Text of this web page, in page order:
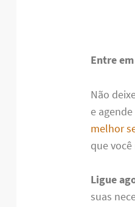
Entre
Não
e
melhor
que você
Ligue
suas